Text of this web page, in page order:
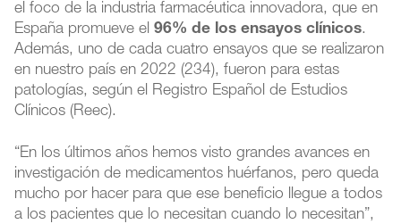
el foco de la industria farmacéutica innovadora, que en
España promueve el 96% de los ensayos clínicos.
Además, uno de cada cuatro ensayos que se realizaron
en nuestro país en 2022 (234), fueron para estas
patologías, según el Registro Español de Estudios
Clínicos (Reec).
“En los últimos años hemos visto grandes avances en
investigación de medicamentos huérfanos, pero queda
mucho por hacer para que ese beneficio llegue a todos
a los pacientes que lo necesitan cuando lo necesitan”,